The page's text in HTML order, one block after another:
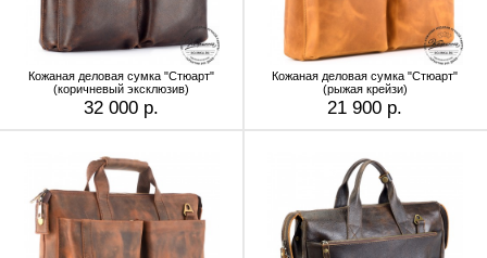
Кожаная деловая сумка "Стюарт"
(коричневый эксклюзив)
32 000 р.
Кожаная деловая сумка "Стюарт"
(рыжая крейзи)
21 900 р.